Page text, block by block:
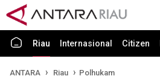
Riau Internasional Citizen
ANTARA Riau Polhukam